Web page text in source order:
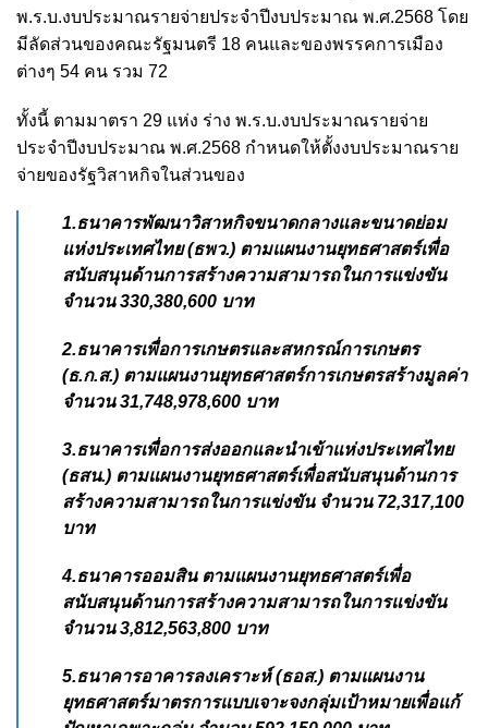
พ.ร.บ.งบประมาณรายจ่ายประจำปีงบประมาณ พ.ศ.2568 โดย
มีลัดส่วนของคณะรัฐมนตรี 18 คนและของพรรคการเมือง
ต่างๆ 54 คน รวม 72
ทั้งนี้ ตามมาตรา 29 แห่ง ร่าง พ.ร.บ.งบประมาณรายจ่าย
ประจำปีงบประมาณ พ.ศ.2568 กำหนดให้ตั้งงบประมาณราย
จ่ายของรัฐวิสาหกิจในส่วนของ
1.ธนาคารพัฒนาวิสาหกิจขนาดกลางและขนาดย่อม
แห่งประเทศไทย (ธพว.) ตามแผนงานยุทธศาสตร์เพื่อ
สนับสนุนด้านการสร้างความสามารถในการแข่งขัน
จำนวน 330,380,600 บาท
2.ธนาคารเพื่อการเกษตรและสหกรณ์การเกษตร
(ธ.ก.ส.) ตามแผนงานยุทธศาสตร์การเกษตรสร้างมูลค่า
จำนวน 31,748,978,600 บาท
3.ธนาคารเพื่อการส่งออกและนำเข้าแห่งประเทศไทย
(ธสน.) ตามแผนงานยุทธศาสตร์เพื่อสนับสนุนด้านการ
สร้างความสามารถในการแข่งขัน จำนวน 72,317,100
บาท
4.ธนาคารออมสิน ตามแผนงานยุทธศาสตร์เพื่อ
สนับสนุนด้านการสร้างความสามารถในการแข่งขัน
จำนวน 3,812,563,800 บาท
5.ธนาคารอาคารลงเคราะห์ (ธอส.) ตามแผนงาน
ยุทธศาสตร์มาตรการแบบเจาะจงกลุ่มเป้าหมายเพื่อแก้